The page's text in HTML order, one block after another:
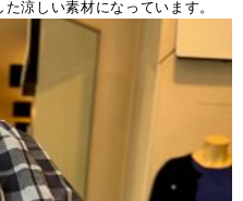
涼しい素材になっています。